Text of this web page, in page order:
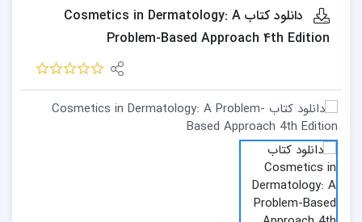
دانلود کتاب Cosmetics in Dermatology: A
Problem-Based Approach 4th Edition